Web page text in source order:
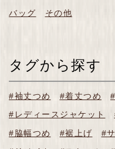
バッグ
その他
タグから探す
#袖丈つめ #着丈つめ
#レディースジャケット
#脇幅つめ
#裾上げ #